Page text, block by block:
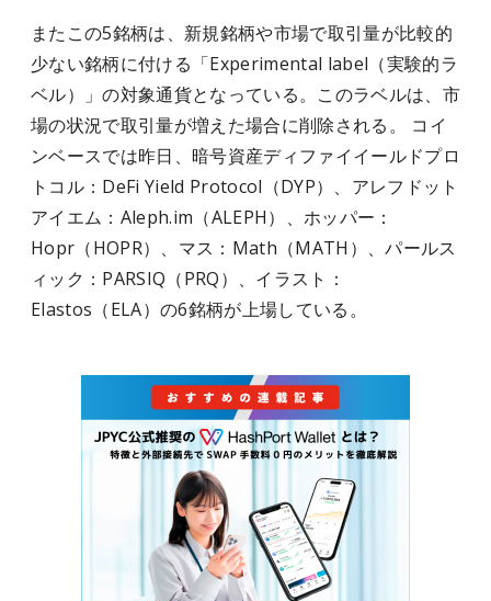
またこの5銘柄は、新規銘柄や市場で取引量が比較的
少ない銘柄に付ける「Experimental label（実験的ラ
ベル）」の対象通貨となっている。このラベルは、市
場の状況で取引量が増えた場合に削除される。 コイ
ンベースでは昨日、暗号資産ディファイイールドプロ
トコル：DeFi Yield Protocol（DYP）、アレフドット
アイエム：Aleph.im（ALEPH）、ホッパー：
Hopr（HOPR）、マス：Math（MATH）、パールス
ィック：PARSIQ（PRQ）、イラスト：
Elastos（ELA）の6銘柄が上場している。